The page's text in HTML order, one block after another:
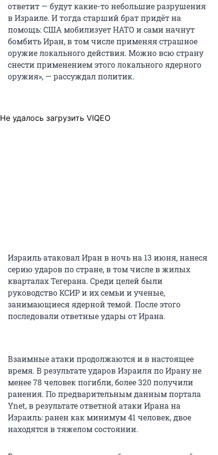
ответит — будут какие-то небольшие разрушения
в Израиле. И тогда старший брат придёт на
помощь: США мобилизует НАТО и сами начнут
бомбить Иран, в том числе применяя страшное
оружие локального действия. Можно всю страну
снести применением этого локального ядерного
оружия», — рассуждал политик.
Не удалось загрузить VIQEO
Израиль атаковал Иран в ночь на 13 июня, нанеся
серию ударов по стране, в том числе в жилых
кварталах Тегерана. Среди целей были
руководство КСИР и их семьи и ученые,
занимающиеся ядерной темой. После этого
последовали ответные удары от Ирана.
Взаимные атаки продолжаются и в настоящее
время. В результате ударов Израиля по Ирану не
менее 78 человек погибли, более 320 получили
ранения. По предварительным данным портала
Ynet, в результате ответной атаки Ирана на
Израиль: ранен как минимум 41 человек, двое
находятся в тяжелом состоянии.